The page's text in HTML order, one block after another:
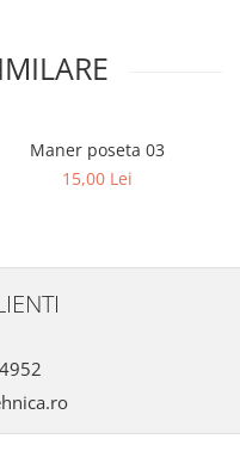
Maner poseta 03
15,00 Lei